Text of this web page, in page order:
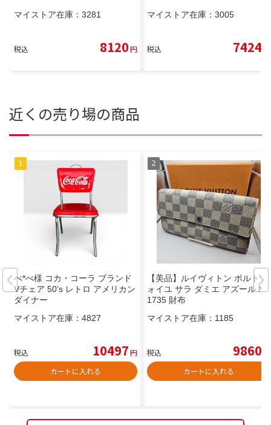
マイストア在庫： 3281
税込 8120円
マイストア在庫： 3005
税込 7424
近くの売り場の商品
べ*べ様 コカ・コーラ ブランド
Vチェア 50's レトロ アメリカン
ダイナー
マイストア在庫： 4827
税込 10497円
カートに入れる
【美品】ルイヴィトン ポルトフ
ォイユ サラ ダミエ アズール N6
1735 財布
マイストア在庫： 1185
税込 9860
カートに入れる